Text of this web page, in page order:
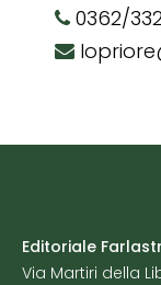
0362/
Editoriale
Via Martiri della